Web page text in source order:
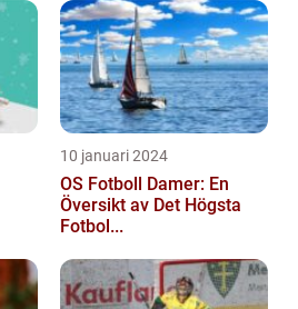
10 januari 2024
OS Fotboll Damer: En
Översikt av Det Högsta
Fotbol...